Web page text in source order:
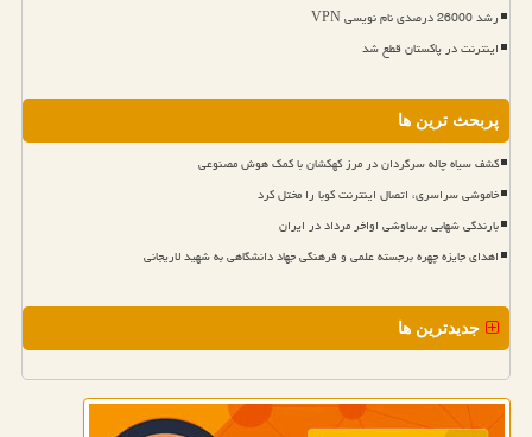
رشد 26000 درصدی نام نویسی VPN
اینترنت در پاکستان قطع شد
پربحث ترین ها
کشف سیاه چاله سرگردان در مرز کهکشان با کمک هوش مصنوعی
خاموشی سراسری، اتصال اینترنت کوبا را مختل کرد
بارندگی شهابی برساوشی اواخر مرداد در ایران
اهدای جایزه چهره برجسته علمی و فرهنگی جهاد دانشگاهی به شهید لاریجانی
جدیدترین ها